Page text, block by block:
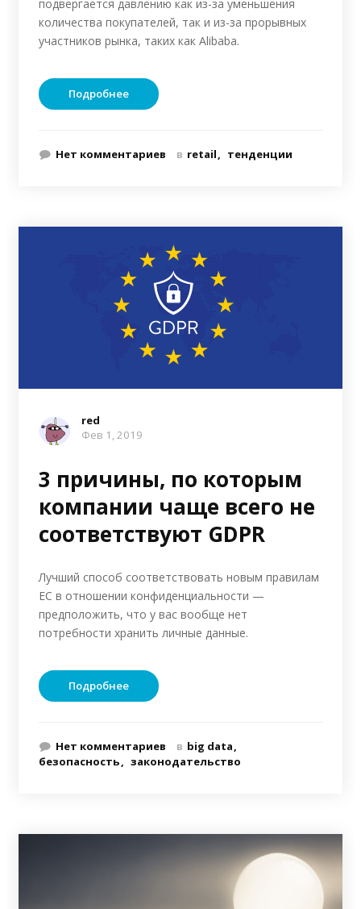
подвергается давлению как из-за уменьшения
количества покупателей, так и из-за прорывных
участников рынка, таких как Alibaba.
Подробнее
Нет комментариев в retail тенденции
red
Фев 1, 2019
3 причины, по которым
компании чаще всего не
соответствуют GDPR
Лучший способ соответствовать новым правилам
ЕС в отношении конфиденциальности —
предположить, что у вас вообще нет
потребности хранить личные данные.
Подробнее
Нет комментариев в big data
безопасность
законодательство